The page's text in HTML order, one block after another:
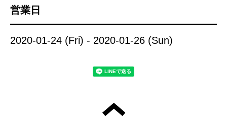
営業日
2020-01-24 (Fri) - 2020-01-26 (Sun)